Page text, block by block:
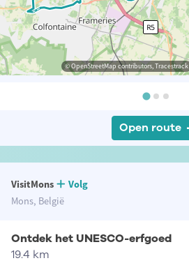
© OpenStreetMap contributors, Tracestrack
Open route
VisitMons
Volg
Mons, België
Ontdek het UNESCO-erfgoed
19.4 km